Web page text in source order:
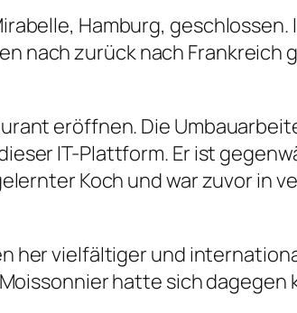
Hamburg,
nach zurück nach Frankreich
eröffnen. Die
IT-Plattform. Er ist
Koch und war zuvor in
her vielfältiger und
hatte sich